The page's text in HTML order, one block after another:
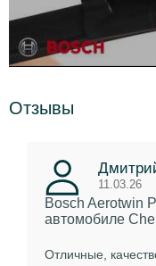
Отзывы
11.03.26
Bosch Aerotwin
автомобиле
Отличные,